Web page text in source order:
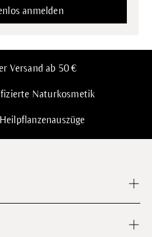
Versand ab 50 €
Naturkosmetik